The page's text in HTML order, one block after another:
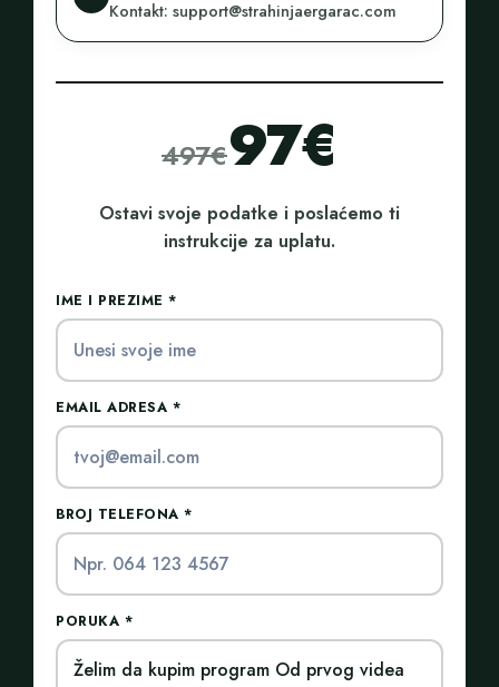
Kontakt: support@strahinjaergarac.com
497€97€
Ostavi svoje podatke i poslaćemo ti
instrukcije za uplatu.
IME I PREZIME *
EMAIL ADRESA *
BROJ TELEFONA *
PORUKA *